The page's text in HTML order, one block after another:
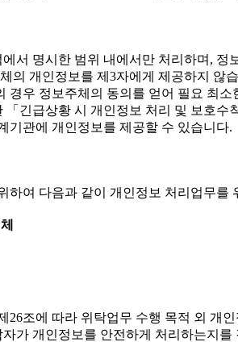
서 명시한 범위 내에서만 처리하며,
의 개인정보를 제3자에게 제공하지 않
경우 정보주체의 동의를 얻어 필요 최소
긴급상황 시 개인정보 처리 및 보호
기관에 개인정보를 제공할 수 있습니다.
하여 다음과 같이 개인정보 처리업무를
조에 따라 위탁업무 수행 목적 외 개
가 개인정보를 안전하게 처리하는지를